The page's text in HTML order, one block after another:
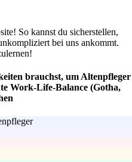
So kannst du sicherstellen,
bei uns ankommt.
brauchst, um Altenpfleger
Work-Life-Balance (Gotha,